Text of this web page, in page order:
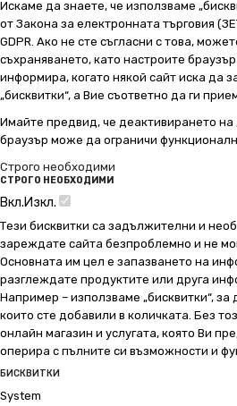
Искаме да знаете, че използваме
от Закона за електронната търговия
GDPR. Ако не сте съгласни с това,
съхраняването, като настроите
информира, когато някой сайт иска да
„бисквитки“, а Вие съответно да ги
Имайте предвид, че деактивирането на
браузър може да ограничи
Строго необходими
СТРОГО НЕОБХОДИМИ
Вкл.Изкл.
Тези бисквитки са задължителни и
зареждате сайта безпроблемно и не
Основната им цел е запазването на
разглеждате продуктите или друга
Например – използваме „бисквитки“,
които сте добавили в количката. Без
онлайн магазин и услугата, която Ви
оперира с пълните си възможности и
БИСКВИТКИ
System